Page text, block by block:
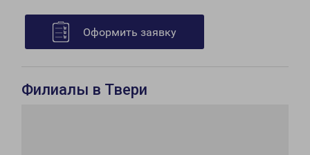
Оформить заявку
Филиалы в Твери